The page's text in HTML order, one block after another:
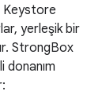
Keystore
yerleşik bir
StrongBox
donanım